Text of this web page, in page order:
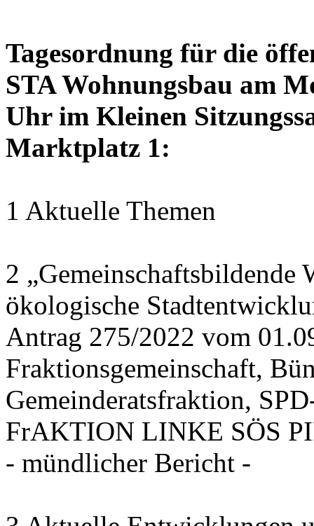
Tagesordnung für die
STA Wohnungsbau am
Uhr im Kleinen
Marktplatz 1:
1 Aktuelle Themen
2
ökologische
Antrag 275/2022 vom
Fraktionsgemeinschaft,
Gemeinderatsfraktion,
FrAKTION LINKE SÖS
- mündlicher Bericht -